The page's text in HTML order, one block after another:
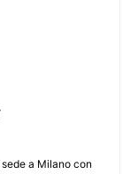
a Milano con